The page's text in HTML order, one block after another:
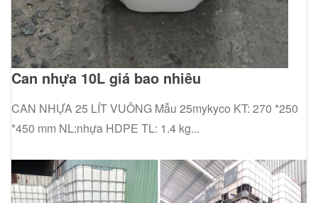
Can nhựa 10L giá bao nhiêu
CAN NHỰA 25 LÍT VUÔNG Mẫu 25mykyco KT: 270 *250
*450 mm NL:nhựa HDPE TL: 1.4 kg...